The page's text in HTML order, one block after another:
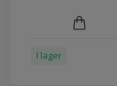
I lager